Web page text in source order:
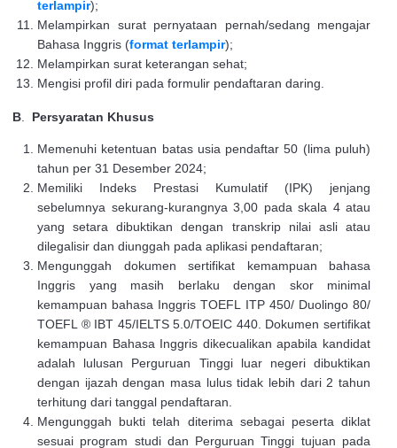
terlampir);
Melampirkan surat pernyataan pernah/sedang mengajar
Bahasa Inggris (format terlampir);
Melampirkan surat keterangan sehat;
Mengisi profil diri pada formulir pendaftaran daring.
B Persyaratan Khusus
Memenuhi ketentuan batas usia pendaftar 50 (lima puluh)
tahun per 31 Desember 2024;
Memiliki Indeks Prestasi Kumulatif (IPK) jenjang
sebelumnya sekurang-kurangnya 3,00 pada skala 4 atau
yang setara dibuktikan dengan transkrip nilai asli atau
dilegalisir dan diunggah pada aplikasi pendaftaran;
Mengunggah dokumen sertifikat kemampuan bahasa
Inggris yang masih berlaku dengan skor minimal
kemampuan bahasa Inggris TOEFL ITP 450/ Duolingo 80/
TOEFL ® IBT 45/IELTS 5.0/TOEIC 440. Dokumen sertifikat
kemampuan Bahasa Inggris dikecualikan apabila kandidat
adalah lulusan Perguruan Tinggi luar negeri dibuktikan
dengan ijazah dengan masa lulus tidak lebih dari 2 tahun
terhitung dari tanggal pendaftaran.
Mengunggah bukti telah diterima sebagai peserta diklat
sesuai program studi dan Perguruan Tinggi tujuan pada